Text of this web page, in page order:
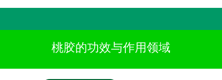
桃胶的功效与作用领域